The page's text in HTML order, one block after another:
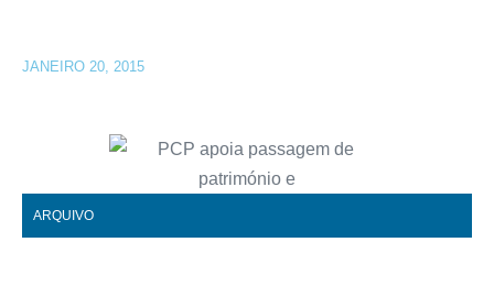
JANEIRO 20, 2015
ARQUIVO